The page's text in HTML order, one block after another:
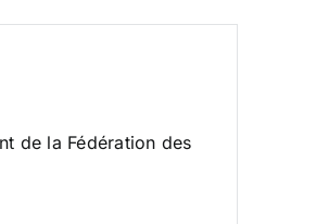
de la Fédération des